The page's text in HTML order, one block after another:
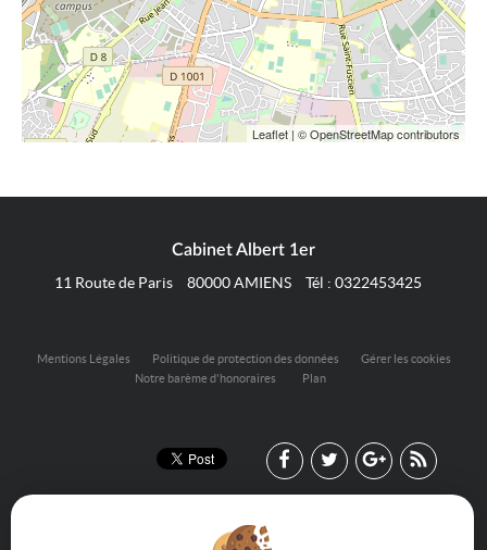
Leaflet| © OpenStreetMap contributors
Cabinet Albert 1er
11 Route de Paris
80000AMIENS Tél : 0322453425
Mentions Légales Politique de protection des données
Gérer les cookies
Notre barème d'honoraires
Plan